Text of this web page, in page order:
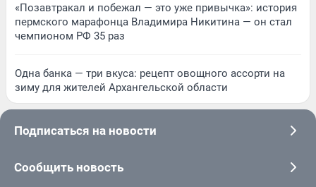
«Позавтракал и побежал — это уже привычка»: история
пермского марафонца Владимира Никитина — он стал
чемпионом РФ 35 раз
Одна банка — три вкуса: рецепт овощного ассорти на
зиму для жителей Архангельской области
Подписаться на новости
Сообщить новость